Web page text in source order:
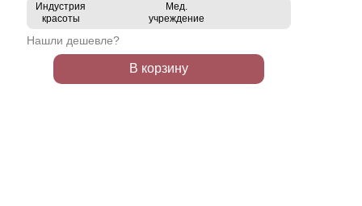
Индустрия
красоты
Мед.
учреждение
Нашли дешевле?
В корзину